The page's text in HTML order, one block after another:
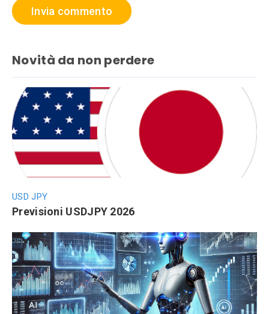
Novità da non perdere
USD JPY
Previsioni USDJPY 2026